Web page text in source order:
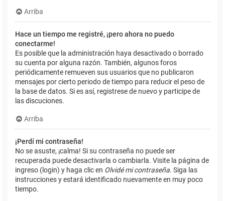
Arriba
Hace un tiempo me registré, ¡pero ahora no puedo
conectarme!
Es posible que la administración haya desactivado o borrado
su cuenta por alguna razón. También, algunos foros
periódicamente remueven sus usuarios que no publicaron
mensajes por cierto periodo de tiempo para reducir el peso de
la base de datos. Si es así, registrese de nuevo y participe de
las discuciones.
Arriba
¡Perdí mi contraseña!
No se asuste, ¡calma! Si su contraseña no puede ser
recuperada puede desactivarla o cambiarla. Visite la página de
ingreso (login) y haga clic en Olvidé mi contraseña. Siga las
instrucciones y estará identificado nuevamente en muy poco
tiempo.